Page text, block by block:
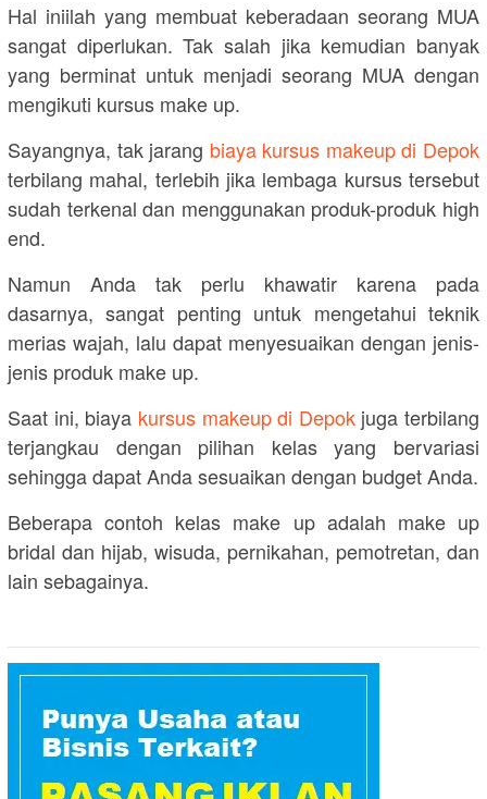
Hal iniilah yang membuat keberadaan seorang MUA
sangat diperlukan. Tak salah jika kemudian banyak
yang berminat untuk menjadi seorang MUA dengan
mengikuti kursus make up.
Sayangnya, tak jarang biaya kursus makeup di Depok
terbilang mahal, terlebih jika lembaga kursus tersebut
sudah terkenal dan menggunakan produk-produk high
end.
Namun Anda tak perlu khawatir karena pada
dasarnya, sangat penting untuk mengetahui teknik
merias wajah, lalu dapat menyesuaikan dengan jenis-
jenis produk make up.
Saat ini, biaya kursus makeup di Depokjuga terbilang
terjangkau dengan pilihan kelas yang bervariasi
sehingga dapat Anda sesuaikan dengan budget Anda.
Beberapa contoh kelas make up adalah make up
bridal dan hijab, wisuda, pernikahan, pemotretan, dan
lain sebagainya.